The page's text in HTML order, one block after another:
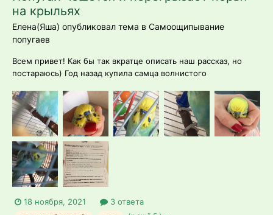
на крыльях
Елена(Яша) опубликовал тема в Самоощипывание
попугаев
Всем привет! Как бы так вкратце описать наш рассказ, но
постараюсь) Год назад купила самца волнистого
Сейчас ему 1 год и 3 месяца. Изначально попугайчик был
бодрым и весёлым, с хорошим аппетитом, единственное-
мне не очень нравился его...
18 ноября, 2021 3 ответа